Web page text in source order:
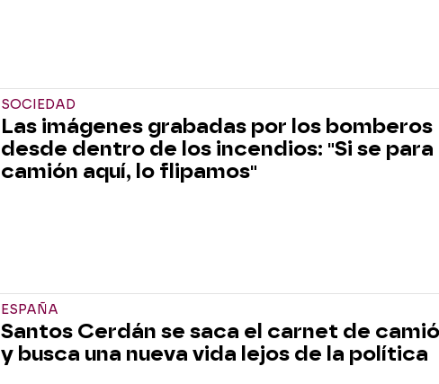
SOCIEDAD
Las imágenes grabadas por los bomberos
desde dentro de los incendios: "Si se para
camión aquí, lo flipamos"
ESPAÑA
Santos Cerdán se saca el carnet de
y busca una nueva vida lejos de la política